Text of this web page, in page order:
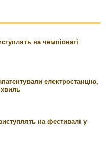
на чемпіонаті
електростанцію,
на фестивалі у